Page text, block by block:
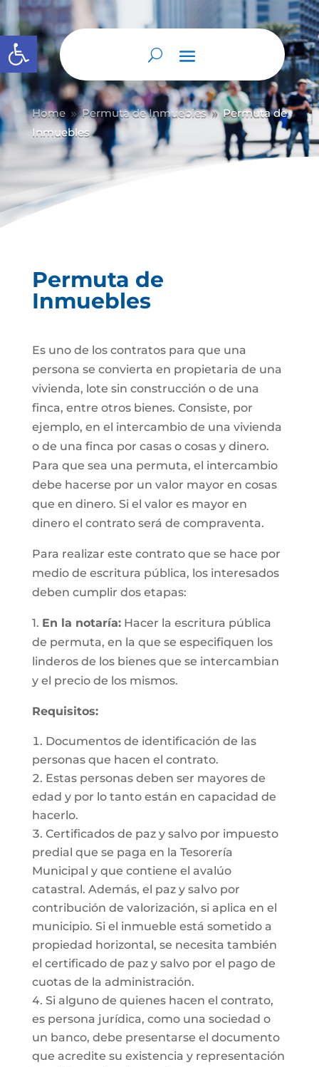
Abrir barra de herramientas
Home 9 Permuta de Inmuebles 9 Permuta de
Inmuebles
Permuta de
Inmuebles
Es uno de los contratos para que una
persona se convierta en propietaria de una
vivienda, lote sin construcción o de una
finca, entre otros bienes. Consiste, por
ejemplo, en el intercambio de una vivienda
o de una finca por casas o cosas y dinero.
Para que sea una permuta, el intercambio
debe hacerse por un valor mayor en cosas
que en dinero. Si el valor es mayor en
dinero el contrato será de compraventa.
Para realizar este contrato que se hace por
medio de escritura pública, los interesados
deben cumplir dos etapas:
1. En la notaría:Hacer la escritura pública
de permuta, en la que se especifiquen los
linderos de los bienes que se intercambian
y el precio de los mismos.
Requisitos:
Documentos de identificación de las
personas que hacen el contrato.
Estas personas deben ser mayores de
edad y por lo tanto están en capacidad de
hacerlo.
Certificados de paz y salvo por impuesto
predial que se paga en la Tesorería
Municipal y que contiene el avalúo
catastral. Además, el paz y salvo por
contribución de valorización, si aplica en el
municipio. Si el inmueble está sometido a
propiedad horizontal, se necesita también
el certificado de paz y salvo por el pago de
cuotas de la administración.
Si alguno de quienes hacen el contrato,
es persona jurídica, como una sociedad o
un banco, debe presentarse el documento
que acredite su existencia y representación